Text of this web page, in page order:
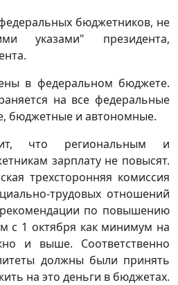
бюджетников, не
указами" президента,
в федеральном бюджете.
на все федеральные
бюджетные и автономные.
что региональным и
зарплату не повысят.
трехсторонняя комиссия
трудовых отношений
по повышению
с 1 октября как минимум на
и выше. Соответственно
должны были принять
на это деньги в бюджетах.